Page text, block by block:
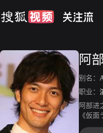
阿
别名：
职业：
阿部进
《仮